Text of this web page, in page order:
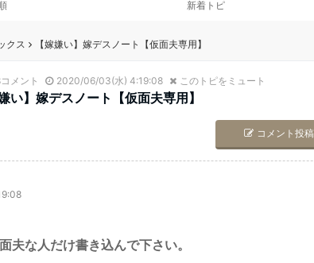
新着トピ
クス 【嫁嫌い】嫁デスノート【仮面夫専用】
メント 2020/06/03(水) 4:19:08 このトピをミュート
嫌い】嫁デスノート【仮面夫専用】
コメント投稿
夫な人だけ書き込んで下さい。